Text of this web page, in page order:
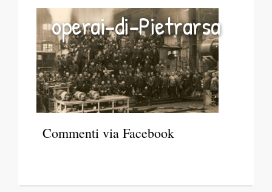
operai-di-Pietrarsa
Commenti via Facebook